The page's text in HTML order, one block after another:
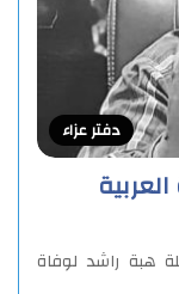
دفتر عزاء
هبة راشد لوفاة